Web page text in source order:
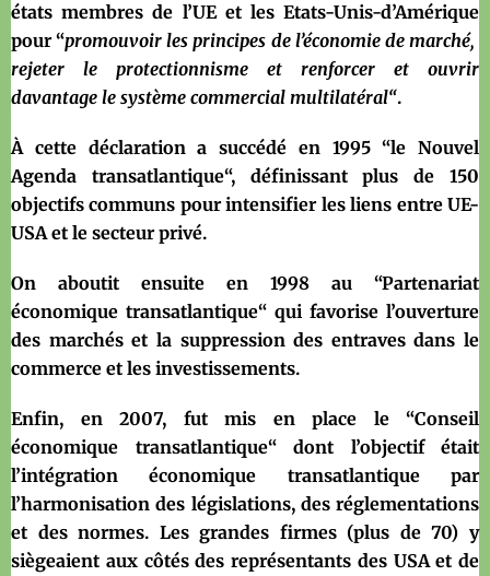
états membres de l’UE et les Etats-Unis-d’Amérique
pour “promouvoir les principes de l’économie de marché,
rejeter le protectionnisme et renforcer et ouvrir
davantage le système commercial multilatéral“.
À cette déclaration a succédé en 1995 “le Nouvel
Agenda transatlantique“, définissant plus de 150
objectifs communs pour intensifier les liens entre UE-
USA et le secteur privé.
On aboutit ensuite en 1998 au “Partenariat
économique transatlantique“ qui favorise l’ouverture
des marchés et la suppression des entraves dans le
commerce et les investissements.
Enfin, en 2007, fut mis en place le “Conseil
économique transatlantique“ dont l’objectif était
l’intégration économique transatlantique par
l’harmonisation des législations, des réglementations
et des normes. Les grandes firmes (plus de 70) y
siègeaient aux côtés des représentants des USA et de